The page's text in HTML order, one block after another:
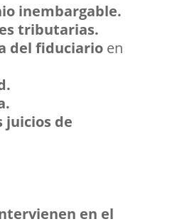
inembargable.
tributarias.
del fiduciarioen
juicios de
en el